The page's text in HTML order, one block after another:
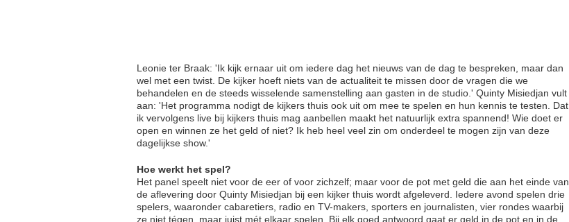
Leonie ter Braak: 'Ik kijk ernaar uit om iedere dag het nieuws van de dag te bespreken, maar dan
wel met een twist. De kijker hoeft niets van de actualiteit te missen door de vragen die we
behandelen en de steeds wisselende samenstelling aan gasten in de studio.' Quinty Misiedjan vult
aan: 'Het programma nodigt de kijkers thuis ook uit om mee te spelen en hun kennis te testen. Dat
ik vervolgens live bij kijkers thuis mag aanbellen maakt het natuurlijk extra spannend! Wie doet er
open en winnen ze het geld of niet? Ik heb heel veel zin om onderdeel te mogen zijn van deze
dagelijkse show.'
Hoe werkt het spel?
Het panel speelt niet voor de eer of voor zichzelf; maar voor de pot met geld die aan het einde van
de aflevering door Quinty Misiedjan bij een kijker thuis wordt afgeleverd. Iedere avond spelen drie
spelers, waaronder cabaretiers, radio en TV-makers, sporters en journalisten, vier rondes waarbij
ze niet tégen, maar juist mét elkaar spelen. Bij elk goed antwoord gaat er geld in de pot en in de